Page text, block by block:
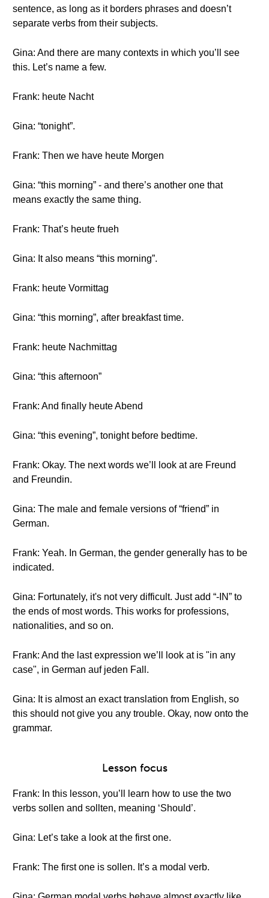
sentence, as long as it borders phrases and doesn’t
separate verbs from their subjects.
Gina: And there are many contexts in which you’ll see
this. Let’s name a few.
Frank: heute Nacht
Gina: “tonight”.
Frank: Then we have heute Morgen
Gina: “this morning” - and there’s another one that
means exactly the same thing.
Frank: That’s heute frueh
Gina: It also means “this morning”.
Frank: heute Vormittag
Gina: “this morning”, after breakfast time.
Frank: heute Nachmittag
Gina: “this afternoon”
Frank: And finally heute Abend
Gina: “this evening”, tonight before bedtime.
Frank: Okay. The next words we’ll look at are Freund
and Freundin.
Gina: The male and female versions of “friend” in
German.
Frank: Yeah. In German, the gender generally has to be
indicated.
Gina: Fortunately, it's not very difficult. Just add “-IN” to
the ends of most words. This works for professions,
nationalities, and so on.
Frank: And the last expression we’ll look at is "in any
case", in German auf jeden Fall.
Gina: It is almost an exact translation from English, so
this should not give you any trouble. Okay, now onto the
grammar.
Lesson focus
Frank: In this lesson, you’ll learn how to use the two
verbs sollen and sollten, meaning ‘Should’.
Gina: Let’s take a look at the first one.
Frank: The first one is sollen. It’s a modal verb.